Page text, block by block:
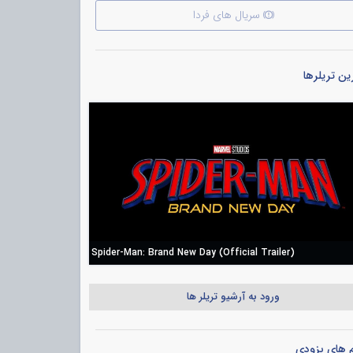
سریال های فردا
تریلرها
Spider-Man: Brand New Day (Official Trailer)
ورود به آرشیو تریلر ها
های بزودی